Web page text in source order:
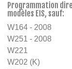
Programmation
modèles EIS, sauf:
W164 - 2008
W251 - 2008
W221
W202 (K)